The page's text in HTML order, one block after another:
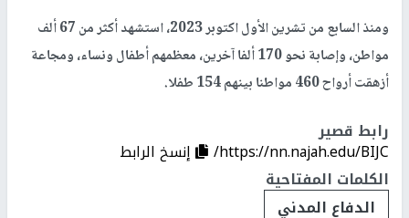
ومنذ السابع من تشرين الأول اكتوبر 2023، استشهد أكثر من 67 ألف
مواطن، وإصابة نحو 170 ألفا آخرين، معظمهم أطفال ونساء، ومجاعة
أزهقت أرواح 460 مواطنا بينهم 154 طفلا.
رابط قصير
https://nn.najah.edu/BIJC/
إنسخ الرابط
الكلمات المفتاحية
الدفاع المدني